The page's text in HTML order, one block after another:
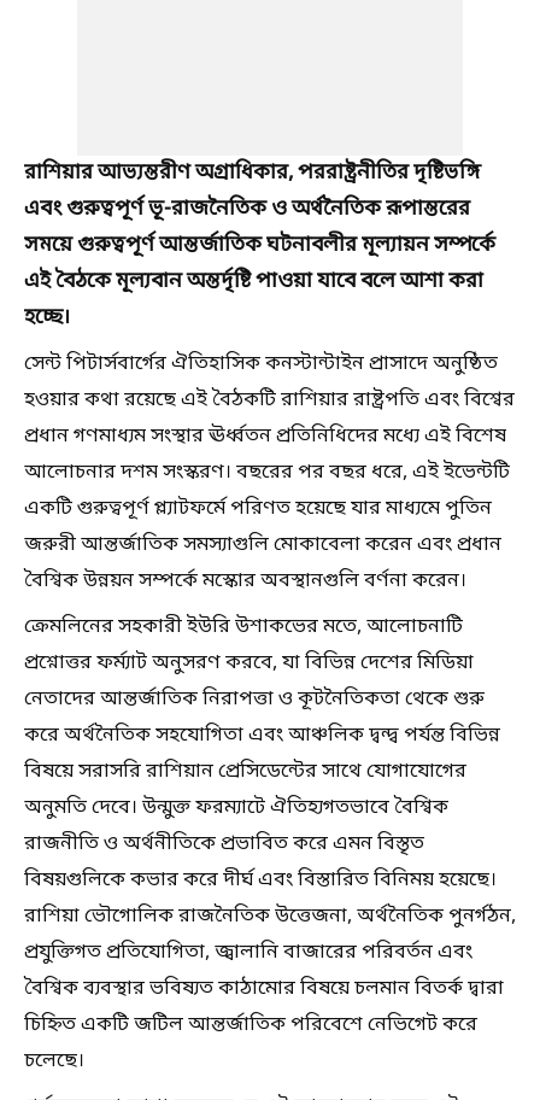
রাশিয়ার আভ্যন্তরীণ অগ্রাধিকার, পররাষ্ট্রনীতির দৃষ্টিভঙ্গি
এবং গুরুত্বপূর্ণ ভূ-রাজনৈতিক ও অর্থনৈতিক রূপান্তরের
সময়ে গুরুত্বপূর্ণ আন্তর্জাতিক ঘটনাবলীর মূল্যায়ন সম্পর্কে
এই বৈঠকে মূল্যবান অন্তর্দৃষ্টি পাওয়া যাবে বলে আশা করা
হচ্ছে।
সেন্ট পিটার্সবার্গের ঐতিহাসিক কনস্টান্টাইন প্রাসাদে অনুষ্ঠিত
হওয়ার কথা রয়েছে এই বৈঠকটি রাশিয়ার রাষ্ট্রপতি এবং বিশ্বের
প্রধান গণমাধ্যম সংস্থার ঊর্ধ্বতন প্রতিনিধিদের মধ্যে এই বিশেষ
আলোচনার দশম সংস্করণ। বছরের পর বছর ধরে, এই ইভেন্টটি
একটি গুরুত্বপূর্ণ প্ল্যাটফর্মে পরিণত হয়েছে যার মাধ্যমে পুতিন
জরুরী আন্তর্জাতিক সমস্যাগুলি মোকাবেলা করেন এবং প্রধান
বৈশ্বিক উন্নয়ন সম্পর্কে মস্কোর অবস্থানগুলি বর্ণনা করেন।
ক্রেমলিনের সহকারী ইউরি উশাকভের মতে, আলোচনাটি
প্রশ্নোত্তর ফর্ম্যাট অনুসরণ করবে, যা বিভিন্ন দেশের মিডিয়া
নেতাদের আন্তর্জাতিক নিরাপত্তা ও কূটনৈতিকতা থেকে শুরু
করে অর্থনৈতিক সহযোগিতা এবং আঞ্চলিক দ্বন্দ্ব পর্যন্ত বিভিন্ন
বিষয়ে সরাসরি রাশিয়ান প্রেসিডেন্টের সাথে যোগাযোগের
অনুমতি দেবে। উন্মুক্ত ফরম্যাটে ঐতিহ্যগতভাবে বৈশ্বিক
রাজনীতি ও অর্থনীতিকে প্রভাবিত করে এমন বিস্তৃত
বিষয়গুলিকে কভার করে দীর্ঘ এবং বিস্তারিত বিনিময় হয়েছে।
রাশিয়া ভৌগোলিক রাজনৈতিক উত্তেজনা, অর্থনৈতিক পুনর্গঠন,
প্রযুক্তিগত প্রতিযোগিতা, জ্বালানি বাজারের পরিবর্তন এবং
বৈশ্বিক ব্যবস্থার ভবিষ্যত কাঠামোর বিষয়ে চলমান বিতর্ক দ্বারা
চিহ্নিত একটি জটিল আন্তর্জাতিক পরিবেশে নেভিগেট করে
চলেছে।